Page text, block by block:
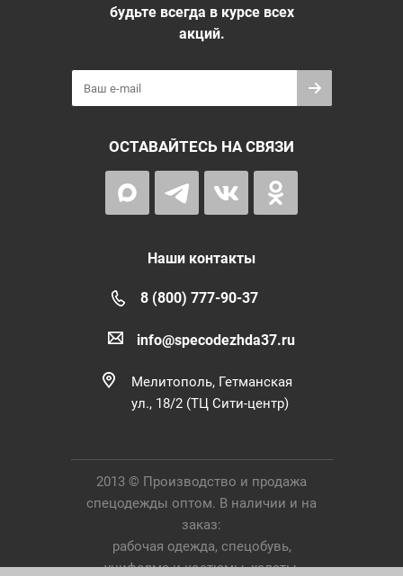
будьте всегда в курсе всех
акций.
ОСТАВАЙТЕСЬ НА СВЯЗИ
Наши контакты
8 (800) 777-90-37
info@specodezhda37.ru
Мелитополь, Гетманская
ул., 18/2 (ТЦ Сити-центр)
2013 © Производство и продажа
спецодежды оптом. В наличии и на
заказ:
рабочая одежда, спецобувь,
униформа и костюмы, халаты,